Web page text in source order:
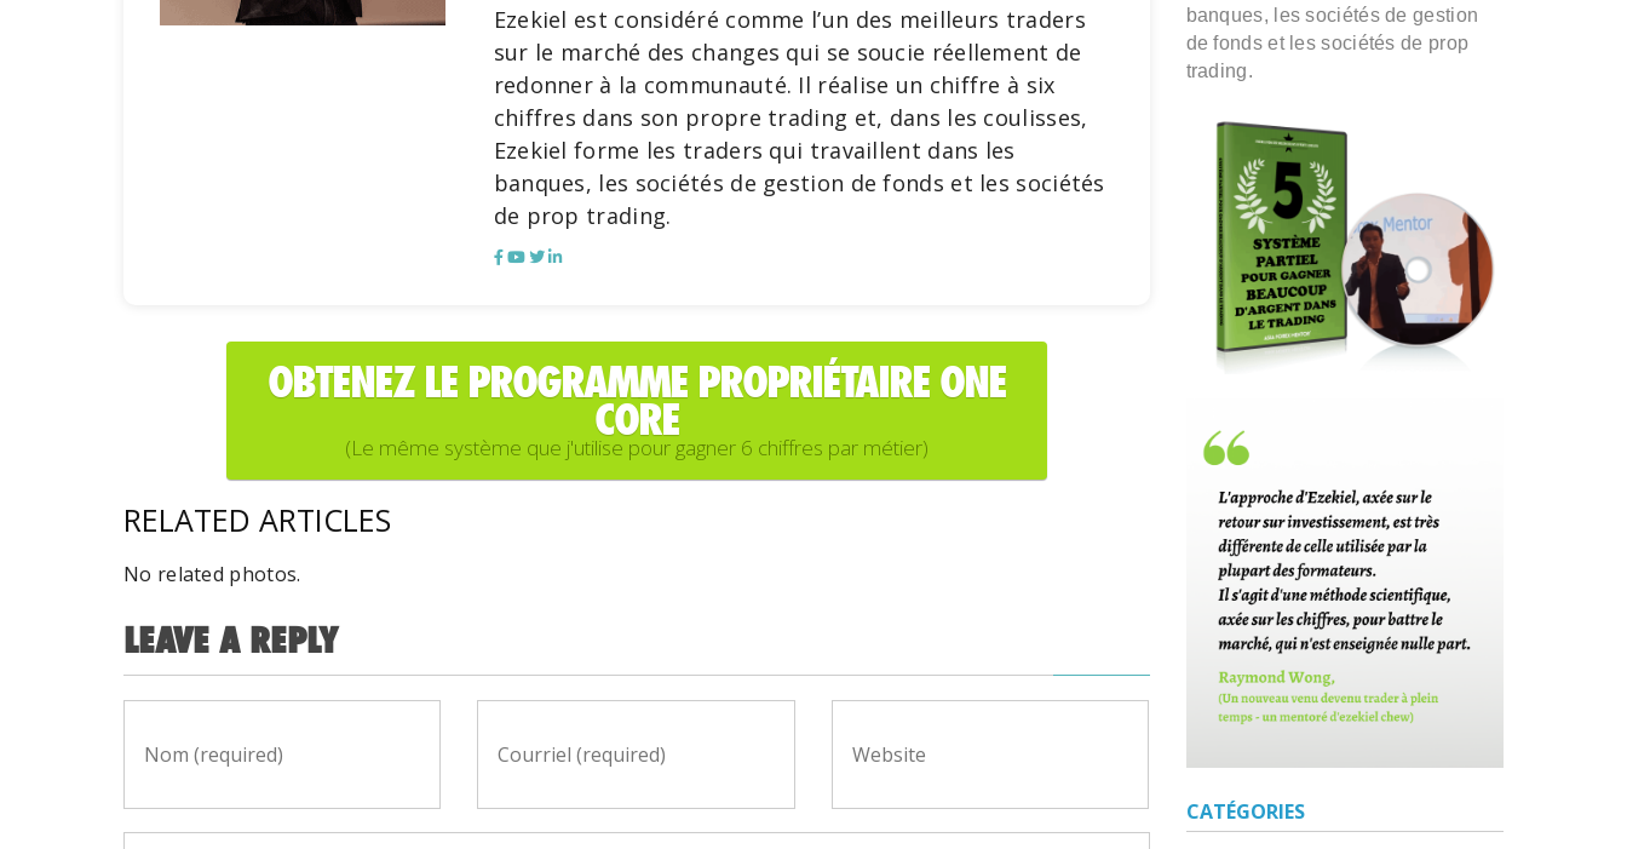
Ezekiel est considéré comme l’un des meilleurs traders
sur le marché des changes qui se soucie réellement de
redonner à la communauté. Il réalise un chiffre à six
chiffres dans son propre trading et, dans les coulisses,
Ezekiel forme les traders qui travaillent dans les
banques, les sociétés de gestion de fonds et les sociétés
de prop trading.
OBTENEZ LE PROGRAMME PROPRIÉTAIRE ONE
CORE
(Le même système que j'utilise pour gagner 6 chiffres par métier)
RELATED ARTICLES
No related photos.
LEAVE A REPLY
banques, les sociétés de gestion
de fonds et les sociétés de prop
trading.
CATÉGORIES